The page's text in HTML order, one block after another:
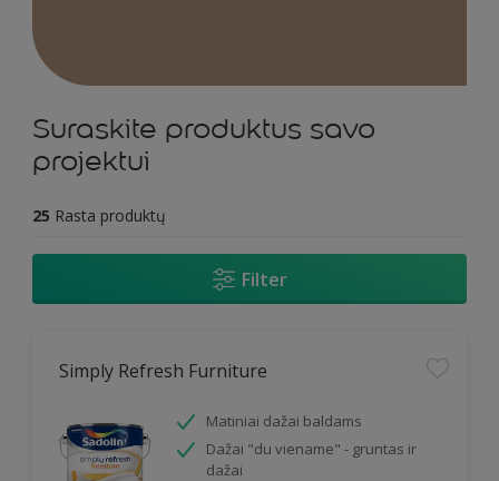
Suraskite produktus savo
projektui
25 Rasta produktų
Filter
Simply Refresh Furniture
Matiniai dažai baldams
Dažai "du viename" - gruntas ir
dažai